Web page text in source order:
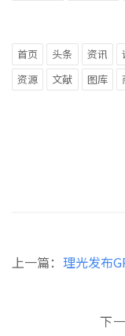
首页 头条 资讯
资源
文献 图库
上一篇： 理光发布
下